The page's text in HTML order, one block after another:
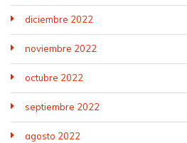
diciembre 2022
noviembre 2022
octubre 2022
septiembre 2022
agosto 2022